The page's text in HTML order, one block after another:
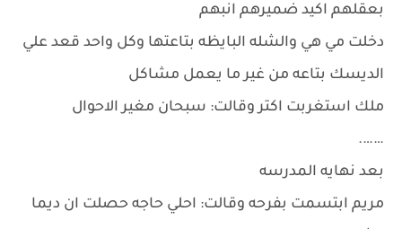
بعقلهم اكيد ضميرهم انبهم
دخلت مي هي والشله البايظه بتاعتها وكل واحد قعد علي
الديسك بتاعه من غير ما يعمل مشاكل
ملك استغربت اكتر وقالت: سبحان مغير الاحوال
…….
بعد نهايه المدرسه
مريم ابتسمت بفرحه وقالت: احلي حاجه حصلت ان ديما